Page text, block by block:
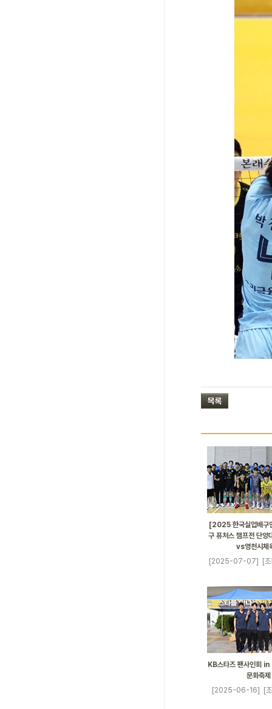
[2025 한국실업배구
구 퓨처스 챔프전 단
vs영천시체
[2025-07-07]
[
KB스타즈 팬사인회
문화축제
[2025-06-16]
[